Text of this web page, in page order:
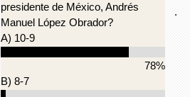
presidente de México, Andrés
Manuel López Obrador?
A) 10-9
78%
B) 8-7
.